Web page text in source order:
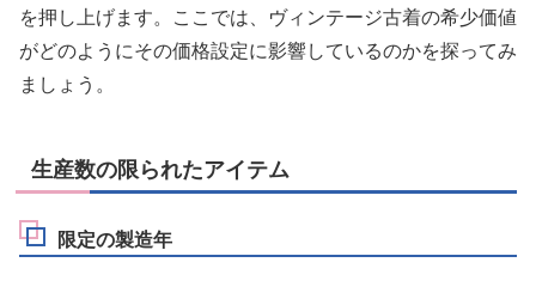
を押し上げます。ここでは、ヴィンテージ古着の希少価値
がどのようにその価格設定に影響しているのかを探ってみ
ましょう。
生産数の限られたアイテム
限定の製造年